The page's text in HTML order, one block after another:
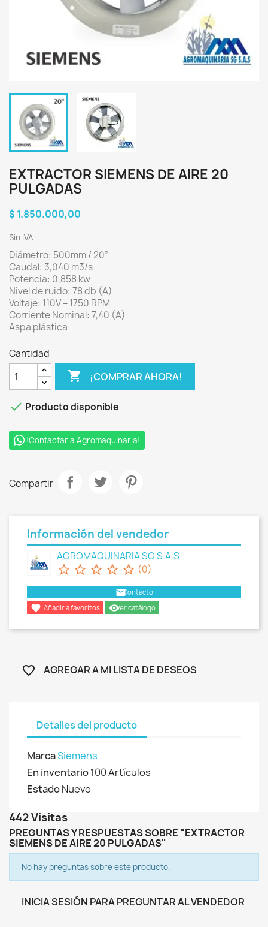
EXTRACTOR SIEMENS DE AIRE 20
PULGADAS
$ 1.850.000,00
Sin IVA
Diámetro: 500mm / 20”
Caudal: 3,040 m3/s
Potencia: 0,858 kw
Nivel de ruido: 78 db (A)
Voltaje: 110V – 1750 RPM
Corriente Nominal: 7,40 (A)
Aspa plástica
Cantidad
 ¡COMPRAR AHORA!
 Producto disponible
!Contactar a Agromaquinaria!
Compartir
Información del vendedor
AGROMAQUINARIA SG S.A.S
star_border star_border star_border star_border star_border (0)
emailContacto
 Añadir a favoritos remove_red_eyeVer catálogo
favorite_border AGREGAR A MI LISTA DE DESEOS
Detalles del producto
MarcaSiemens
En inventario100 Artículos
EstadoNuevo
442 Visitas
PREGUNTAS Y RESPUESTAS SOBRE "EXTRACTOR
SIEMENS DE AIRE 20 PULGADAS"
No hay preguntas sobre este producto.
INICIA SESIÓN PARA PREGUNTAR AL VENDEDOR